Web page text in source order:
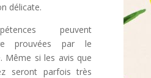
délicate.
peuvent
prouvées par le
Même si les avis que
seront parfois très